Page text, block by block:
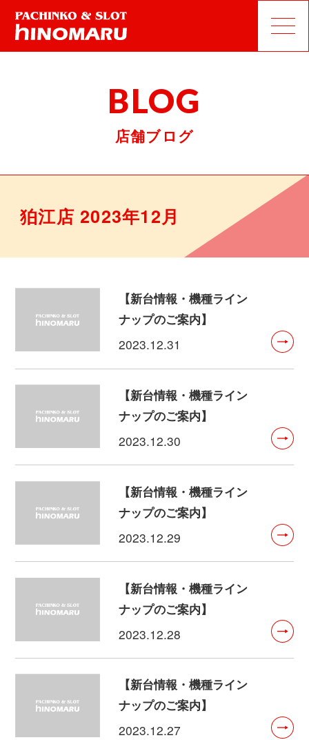
BLOG
店舗ブログ
狛江店 2023年12月
【新台情報・機種ライン
ナップのご案内】
2023.12.31
【新台情報・機種ライン
ナップのご案内】
2023.12.30
【新台情報・機種ライン
ナップのご案内】
2023.12.29
【新台情報・機種ライン
ナップのご案内】
2023.12.28
【新台情報・機種ライン
ナップのご案内】
2023.12.27